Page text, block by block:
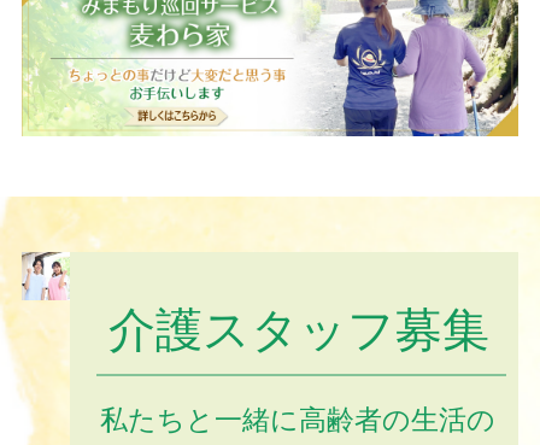
介護スタッフ募集
私たちと一緒に高齢者の生活の